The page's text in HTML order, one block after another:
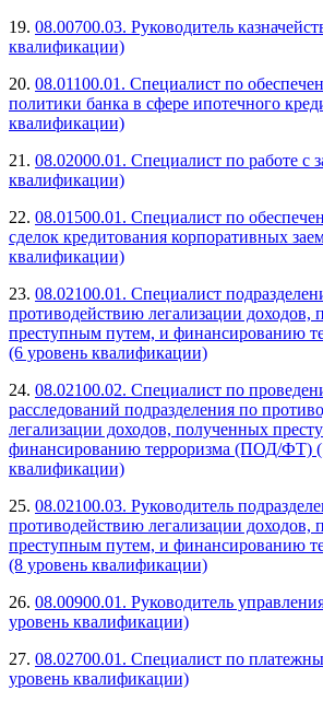
19. 08.00700.03. Руководитель
квалификации)
20. 08.01100.01. Специалист по
политики банка в сфере ипотечного
квалификации)
21. 08.02000.01. Специалист по работе с
квалификации)
22. 08.01500.01. Специалист по
сделок кредитования корпоративных
квалификации)
23. 08.02100.01. Специалист
противодействию легализации доходов,
преступным путем, и финансированию
(6 уровень квалификации)
24. 08.02100.02. Специалист по
расследований подразделения по
легализации доходов, полученных
финансированию терроризма (ПОД/ФТ)
квалификации)
25. 08.02100.03. Руководитель
противодействию легализации доходов,
преступным путем, и финансированию
(8 уровень квалификации)
26. 08.00900.01. Руководитель
уровень квалификации)
27. 08.02700.01. Специалист по
уровень квалификации)